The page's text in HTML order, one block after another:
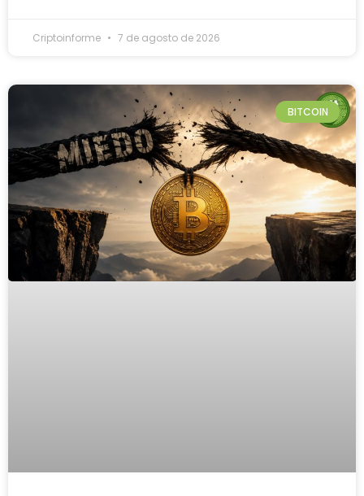
Criptoinforme 7 de agosto de 2026
BITCOIN